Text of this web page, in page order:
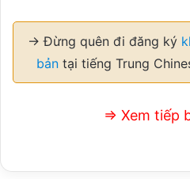
→ Đừng quên đi đăng ký
bản tại tiếng Trung
⇒ Xem tiếp